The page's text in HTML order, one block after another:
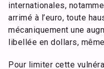
internationales,
arrimé à l’euro, toute
mécaniquement une
libellée en dollars,
Pour limiter cette